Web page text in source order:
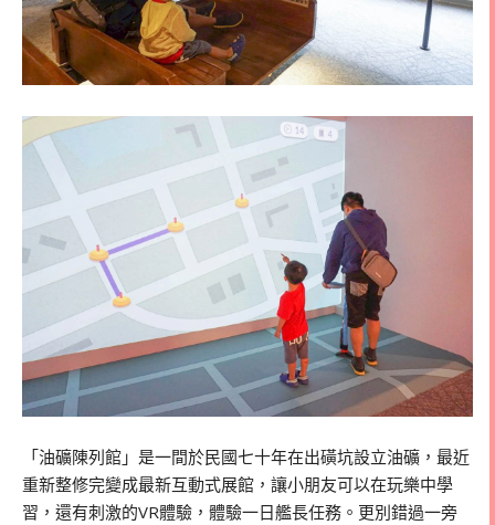
「油礦陳列館」是一間於民國七十年在出磺坑設立油礦，最近
重新整修完變成最新互動式展館，讓小朋友可以在玩樂中學
習，還有刺激的VR體驗，體驗一日艦長任務。更別錯過一旁